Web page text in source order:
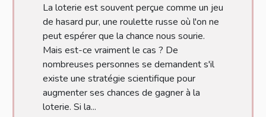
La loterie est souvent perçue comme un jeu
de hasard pur, une roulette russe où l'on ne
peut espérer que la chance nous sourie.
Mais est-ce vraiment le cas ? De
nombreuses personnes se demandent s'il
existe une stratégie scientifique pour
augmenter ses chances de gagner à la
loterie. Si la...